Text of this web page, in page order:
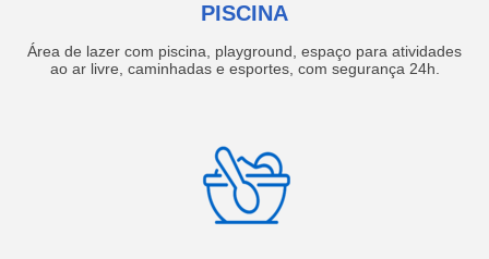
PISCINA
Área de lazer com piscina, playground, espaço para atividades
ao ar livre, caminhadas e esportes, com segurança 24h.